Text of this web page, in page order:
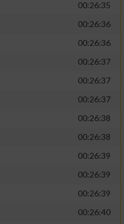
00:26:35
00:26:36
00:26:36
00:26:37
00:26:37
00:26:37
00:26:38
00:26:38
00:26:39
00:26:39
00:26:39
00:26:40